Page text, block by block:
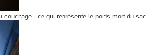
couchage - ce qui représente le poids mort du sac